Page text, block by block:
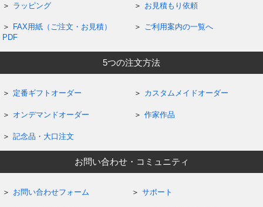
ラッピング お見積もり依頼
FAX用紙（ご注文・お見積）
PDF
ご利用案内の一覧へ
5つの注文方法
定番ギフトオーダー カスタムメイドオーダー
オンデマンドオーダー 作家作品
記念品・大口注文
お問い合わせ・コミュニティ
お問い合わせフォーム サポート